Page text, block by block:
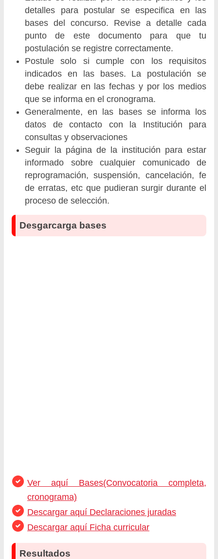
detalles para postular se especifica en las
bases del concurso. Revise a detalle cada
punto de este documento para que tu
postulación se registre correctamente.
Postule solo si cumple con los requisitos
indicados en las bases. La postulación se
debe realizar en las fechas y por los medios
que se informa en el cronograma.
Generalmente, en las bases se informa los
datos de contacto con la Institución para
consultas y observaciones
Seguir la página de la institución para estar
informado sobre cualquier comunicado de
reprogramación, suspensión, cancelación, fe
de erratas, etc que pudieran surgir durante el
proceso de selección.
Desgarcarga bases
Ver aquí Bases(Convocatoria completa,
cronograma)
Descargar aquí Declaraciones juradas
Descargar aquí Ficha curricular
Resultados